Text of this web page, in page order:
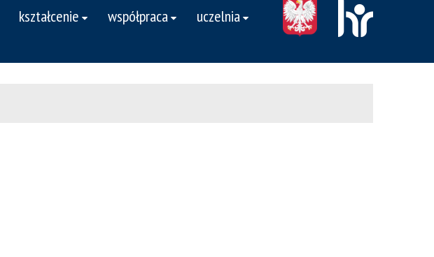
kształcenie współpraca uczelnia